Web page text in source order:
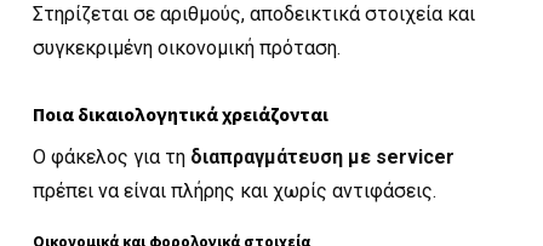
Στηρίζεται σε αριθμούς, αποδεικτικά στοιχεία και
συγκεκριμένη οικονομική πρόταση.
Ποια δικαιολογητικά χρειάζονται
Ο φάκελος για τη διαπραγμάτευση με servicer
πρέπει να είναι πλήρης και χωρίς αντιφάσεις.
Οικονομικά και φορολογικά στοιχεία